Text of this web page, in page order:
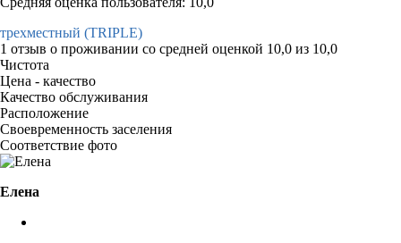
трехместный (TRIPLE)
1 отзыв о проживании со средней оценкой 10,0 из 10,0
Чистота
Цена - качество
Качество обслуживания
Расположение
Своевременность заселения
Соответствие фото
Елена